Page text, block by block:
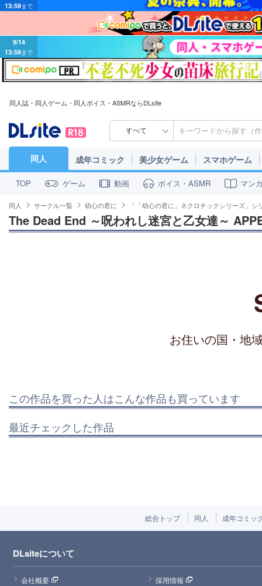
9/14
13:59まで
同人誌・同人ゲーム・同人ボイス・ASMRならDLsite
すべて
同人 成年コミック 美少女ゲーム スマホゲーム
TOP ゲーム 動画 ボイス・ASMR マン
同人 サークル一覧 幼心の君に 「「幼心の君に」ネクロチックシリーズ」シ
The Dead End ～呪われし迷宮と乙女達～
お住いの国・地
この作品を買った人はこんな作品も買っています
最近チェックした作品
総合トップ 同人 成年コミッ
DLsiteについて
会社概要
採用情報